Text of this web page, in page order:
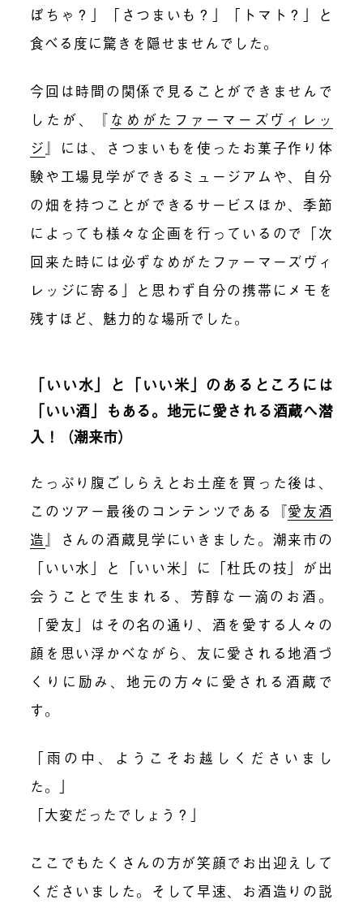
ぼちゃ？」「さつまいも？」「トマト？」と
食べる度に驚きを隠せませんでした。
今回は時間の関係で見ることができませんで
したが、『 なめがたファーマーズヴィレッ
ジ 』には、さつまいもを使ったお菓子作り体
験や工場見学ができるミュージアムや、自分
の畑を持つことができるサービスほか、季節
によっても様々な企画を行っているので「次
回来た時には必ずなめがたファーマーズヴィ
レッジに寄る」と思わず自分の携帯にメモを
残すほど、魅力的な場所でした。
「いい水」と「いい米」のあるところには
「いい酒」もある。地元に愛される酒蔵へ潜
入！（潮来市）
たっぷり腹ごしらえとお土産を買った後は、
このツアー最後のコンテンツである『愛友酒
造 』さんの酒蔵見学にいきました。潮来市の
「いい水」と「いい米」に「杜氏の技」が出
会うことで生まれる、芳醇な一滴のお酒。
「愛友」はその名の通り、酒を愛する人々の
顔を思い浮かべながら、友に愛される地酒づ
くりに励み、地元の方々に愛される酒蔵で
す。
「雨の中、ようこそお越しくださいまし
た。」
「大変だったでしょう？」
ここでもたくさんの方が笑顔でお出迎えして
くださいました。そして早速、お酒造りの説